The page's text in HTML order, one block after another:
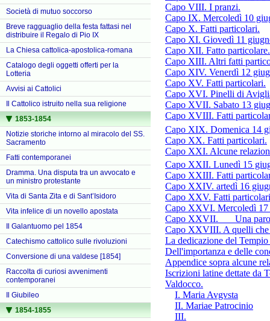
Società di mutuo soccorso
Breve ragguaglio della festa fattasi nel
distribuire il Regalo di Pio IX
La Chiesa cattolica-apostolica-romana
Catalogo degli oggetti offerti per la
Lotteria
Avvisi ai Cattolici
Il Cattolico istruito nella sua religione
1853-1854
Notizie storiche intorno al miracolo del SS.
Sacramento
Fatti contemporanei
Dramma. Una disputa tra un avvocato e
un ministro protestante
Vita di Santa Zita e di Sant’Isidoro
Vita infelice di un novello apostata
Il Galantuomo pel 1854
Catechismo cattolico sulle rivoluzioni
Conversione di una valdese [1854]
Raccolta di curiosi avvenimenti
contemporanei
Il Giubileo
1854-1855
Capo VIII. I pranzi.
Capo IX. Mercoledì 10
Capo X. Fatti particolari.
Capo XI. Giovedì 11
Capo XII. Fatto particolare.
Capo XIII. Altri fatti
Capo XIV. Venerdì 12
Capo XV. Fatti particolari.
Capo XVI. Pinelli di
Capo XVII. Sabato 13
Capo XVIII. Fatti
Capo XIX. Domenica 14
Capo XX. Fatti particolari.
Capo XXI. Alcune
Capo XXII. Lunedì 15
Capo XXIII. Fatti
Capo XXIV. artedì 16
Capo XXV. Fatti
Capo XXVI. Mercoledì
Capo XXVII.
Una
Capo XXVIII. A quelli che
La dedicazione del
Dell'importanza e delle
Appendice sopra alcune
Iscrizioni latine dettate da
Valdocco.
I. Maria Avgvsta
II. Mariae Patrocinio
III.